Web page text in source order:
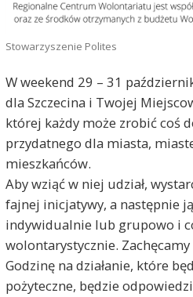
Stowarzyszenie Polites
W weekend 29 – 31
dla Szczecina i Twojej
której każdy może zrobić coś
przydatnego dla miasta,
mieszkańców.
Aby wziąć w niej udział,
fajnej inicjatywy, a następnie
indywidualnie lub grupowo i
wolontarystycznie.
Godzinę na działanie, które
pożyteczne, będzie